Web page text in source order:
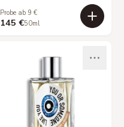
Probe ab 9 €
145 €50ml